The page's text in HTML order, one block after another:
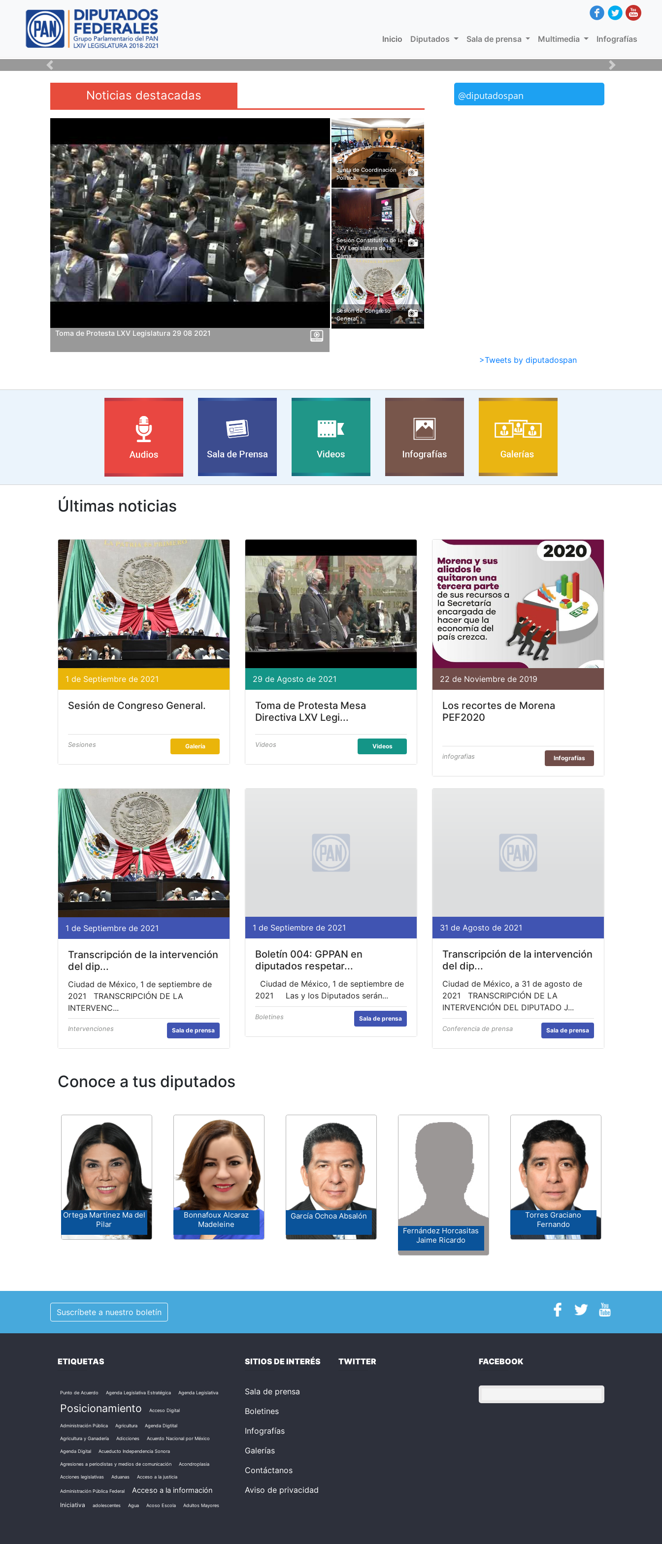
Inicio (current)
Diputados Sala de prensa Multimedia Infografías
Dip. Juan Carlos Romero Hicks coordinador del Grupo Parlamentario del PAN en la Cámara de Diputados
Previous Next
Noticias destacadas @diputadospan
Toma de Protesta LXV Legislatura 29 08 2021
Junta de Coordinación
Política.
Sesión Constitutiva de la
LXV Legislatura de la
Cáma...
Sesión de Congreso
General.
>Tweets by diputadospan
Últimas noticias
1 de Septiembre de 2021
Sesión de Congreso General.
Sesiones Galería
29 de Agosto de 2021
Toma de Protesta Mesa
Directiva LXV Legi...
Videos Videos
22 de Noviembre de 2019
Los recortes de Morena
PEF2020
infografias Infografías
1 de Septiembre de 2021
Transcripción de la intervención
del dip...
Ciudad de México, 1 de septiembre de
2021 TRANSCRIPCIÓN DE LA
INTERVENC...
Intervenciones Sala de prensa
1 de Septiembre de 2021
Boletín 004: GPPAN en
diputados respetar...
Ciudad de México, 1 de septiembre de
2021 Las y los Diputados serán...
Boletines Sala de prensa
31 de Agosto de 2021
Transcripción de la intervención
del dip...
Ciudad de México, a 31 de agosto de
2021 TRANSCRIPCIÓN DE LA
INTERVENCIÓN DEL DIPUTADO J...
Conferencia de prensa Sala de prensa
Conoce a tus diputados
Ortega Martínez Ma del
Pilar
Bonnafoux Alcaraz
Madeleine
García Ochoa Absalón
Fernández Horcasitas
Jaime Ricardo
Torres Graciano
Fernando
Suscríbete a nuestro boletín
ETIQUETAS
Punto de Acuerdo Agenda Legislativa Estratégica Agenda Legislativa
Posicionamiento Acceso Digital
Administración Pública Agricultura Agenda Digtital
Agricultura y Ganadería Adicciones Acuerdo Nacional por México
Agenda Digital Acueducto Independencia Sonora
Agresiones a periodistas y medios de comunicación Acondroplasia
Acciones legislativas Aduanas Acceso a la justicia
Administración Pública Federal Acceso a la información
Iniciativa adolescentes Agua Acoso Escola Adultos Mayores
SITIOS DE INTERÉS
Sala de prensa
Boletines
Infografías
Galerías
Contáctanos
Aviso de privacidad
TWITTER FACEBOOK